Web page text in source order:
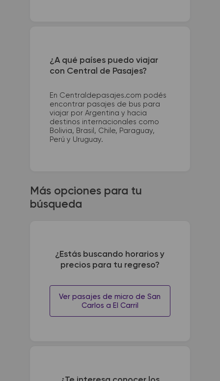
¿A qué países puedo viajar
con Central de Pasajes?
En Centraldepasajes.com podés
encontrar pasajes de bus para
viajar por Argentina y hacia
destinos internacionales como
Bolivia, Brasil, Chile, Paraguay,
Perú y Uruguay.
Más opciones para tu
búsqueda
¿Estás buscando horarios y
precios para tu regreso?
Ver pasajes de micro de San
Carlos a El Carril